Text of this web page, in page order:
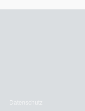
Datenschutz